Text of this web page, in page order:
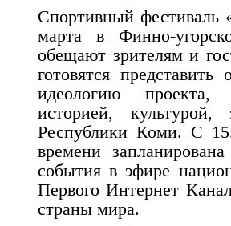
Спортивный фестиваль
марта в Финно-
обещают зрителям и
готовятся
идеологию
историей,
Республики Коми. C
времени
события в эфире
Первого Интернет
страны мира.